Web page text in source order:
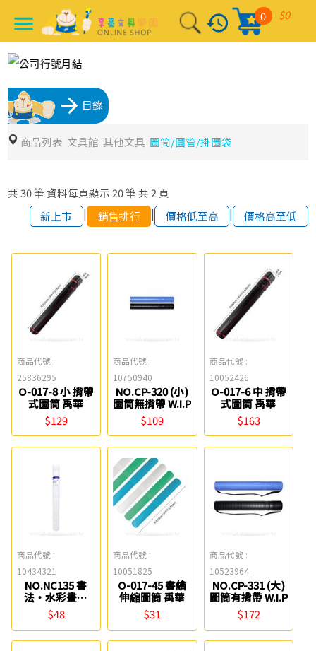
menu history $0
0
arrow_forward 目錄
商品列表 文具館 其他文具 圖筒/圓管/掛圖袋
共 30筆 資料每頁顯示 20筆 共 2 頁
新上市
| 銷售排行 | 價格低至高 | 價格高至低
商品代號 :
25836295
O-017-8 小 揹帶
式圖筒 禹華
$129
商品代號 :
10750940
NO.CP-320 (小)
圖筒無揹帶 W.I.P
$109
商品代號 :
10052426
O-017-6 中 揹帶
式圖筒 禹華
$163
商品代號 :
10434321
NO.NC135 書
法‧水彩畫筒
W.I.P
$48
商品代號 :
10051825
O-017-45 書繪
伸縮圖筒 禹華
$31
商品代號 :
10523964
NO.CP-331 (大)
圖筒有揹帶 W.I.P
$172